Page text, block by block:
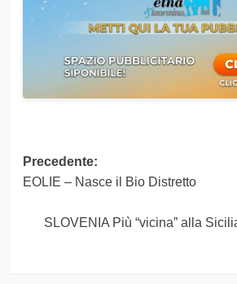
Navigazione
articolo
Precedente:
EOLIE – Nasce il Bio Distretto
SLOVENIA Più “vicina” alla